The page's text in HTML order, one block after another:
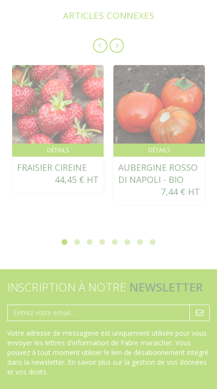
ARTICLES CONNEXES
DÉTAILS
FRAISIER CIREINE
44,45 € HT
DÉTAILS
AUBERGINE ROSSO
DI NAPOLI - BIO
7,44 € HT
INSCRIPTION À NOTRE NEWSLETTER
Votre adresse de messagerie est uniquement utilisée pour vous
envoyer les lettres d'information de Fabre maraicher. Vous
pouvez à tout moment utiliser le lien de désabonnement intégré
dans la newsletter. En savoir plus sur la gestion de vos données
et vos droits.